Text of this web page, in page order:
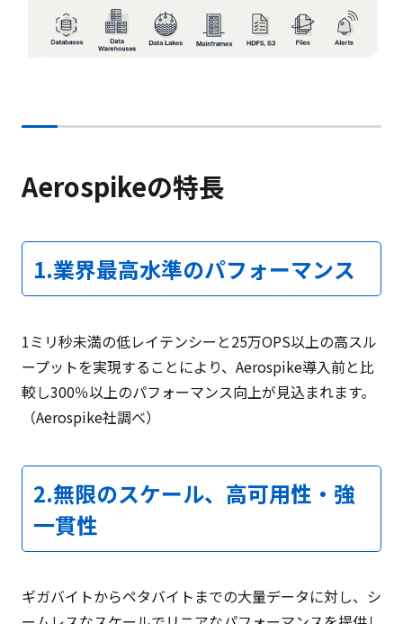
Aerospikeの特長
1.業界最高水準のパフォーマンス
1ミリ秒未満の低レイテンシーと25万OPS以上の高スル
ープットを実現することにより、Aerospike導入前と比
較し300％以上のパフォーマンス向上が見込まれます。
（Aerospike社調べ）
2.無限のスケール、高可用性・強
一貫性
ギガバイトからペタバイトまでの大量データに対し、シ